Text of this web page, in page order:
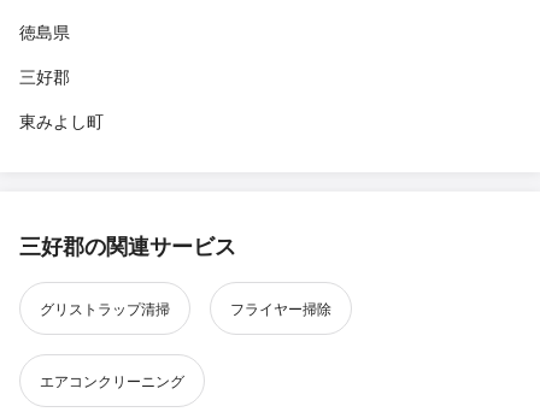
徳島県
三好郡
東みよし町
三好郡の関連サービス
グリストラップ清掃 フライヤー掃除
エアコンクリーニング